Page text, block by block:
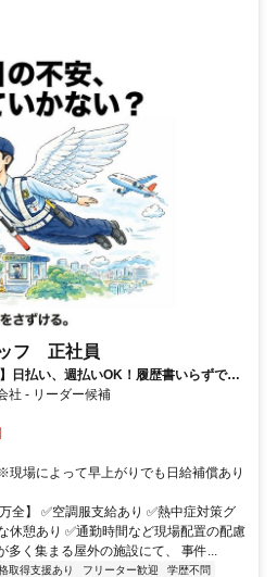
フ 正社員
日払い、週払いOK！履歴書いらずで採
社 - リーダー候補
現場によって早上がりでも日給補償あり
全】 ✅空調服支給あり ✅熱中症対策グ
休憩あり ✅通勤時間など現場配置の配慮
く集まる屋外の施設にて、 事件...
取得支援あり フリーター歓迎
学歴不問